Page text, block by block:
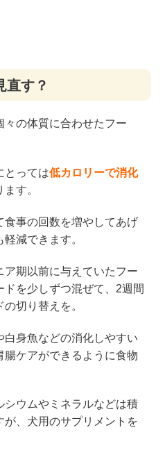
直す？
の体質に合わせたフー
とっては低カロリーで消化
す。
事の回数を増やしてあげ
減できます。
ア期以前に与えていたフー
ドを少しずつ混ぜて、2週間
切り替えを。
身魚などの消化しやすい
ケアができるように食物
シウムやミネラルなどは積
、犬用のサプリメントを